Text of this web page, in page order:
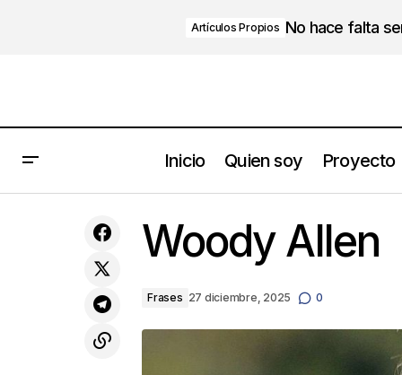
Artículos Propios No hace falta
Inicio Quien soy Proyecto
quizás deberías
Woody Allen
Frases 27 diciembre, 2025 0